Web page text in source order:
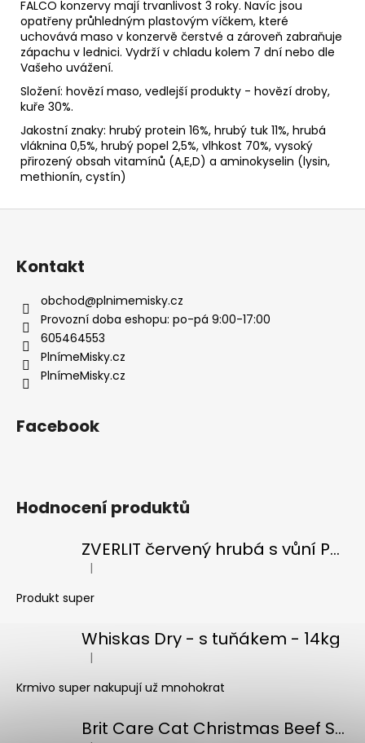
FALCO konzervy mají trvanlivost 3 roky. Navíc jsou
opatřeny průhledným plastovým víčkem, které
uchovává maso v konzervě čerstvé a zároveň zabraňuje
zápachu v lednici. Vydrží v chladu kolem 7 dní nebo dle
Vašeho uvážení.
Složení: hovězí maso, vedlejší produkty - hovězí droby,
kuře 30%.
Jakostní znaky: hrubý protein 16%, hrubý tuk 11%, hrubá
vláknina 0,5%, hrubý popel 2,5%, vlhkost 70%, vysoký
přirozený obsah vitamínů (A,E,D) a aminokyselin (lysin,
methionín, cystín)
Z
Kontakt
obchod@plnimemisky.cz
Provozní doba eshopu: po-pá 9:00-17:00
605464553
PlnímeMisky.cz
PlnímeMisky.cz
Facebook
Hodnocení produktů
ZVERLIT červený hrubá s vůní Podestýlka kočka 10kg
Hodnocení produktu je 5 z 5 hvězdiček.
|
Produkt super
Whiskas Dry - s tuňákem - 14kg
Hodnocení produktu je 5 z 5 hvězdiček.
|
Krmivo super nakupují už mnohokrat
Brit Care Cat Christmas Beef Soup 75g